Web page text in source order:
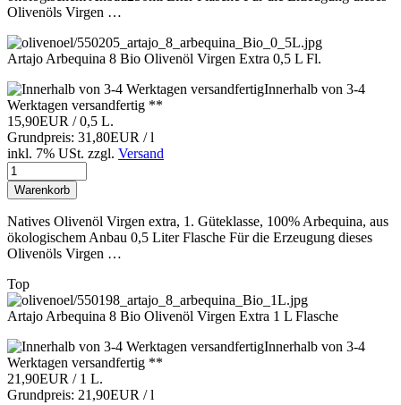
Olivenöls Virgen …
Artajo Arbequina 8 Bio Olivenöl Virgen Extra 0,5 L Fl.
Innerhalb von 3-4
Werktagen versandfertig **
15,90EUR / 0,5 L.
Grundpreis: 31,80EUR / l
inkl. 7% USt. zzgl. Versand
Warenkorb
Natives Olivenöl Virgen extra, 1. Güteklasse, 100% Arbequina, aus
ökologischem Anbau 0,5 Liter Flasche Für die Erzeugung dieses
Olivenöls Virgen …
Top
Artajo Arbequina 8 Bio Olivenöl Virgen Extra 1 L Flasche
Innerhalb von 3-4
Werktagen versandfertig **
21,90EUR / 1 L.
Grundpreis: 21,90EUR / l